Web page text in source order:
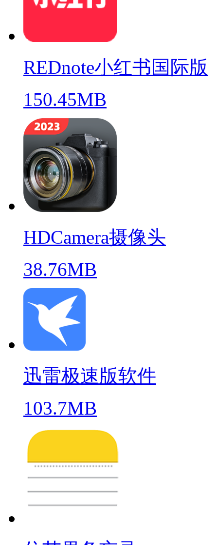
REDnote小红书国际版
150.45MB
HDCamera摄像头
38.76MB
迅雷极速版软件
103.7MB